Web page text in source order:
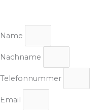
Name
Nachname
Telefonnummer
Email